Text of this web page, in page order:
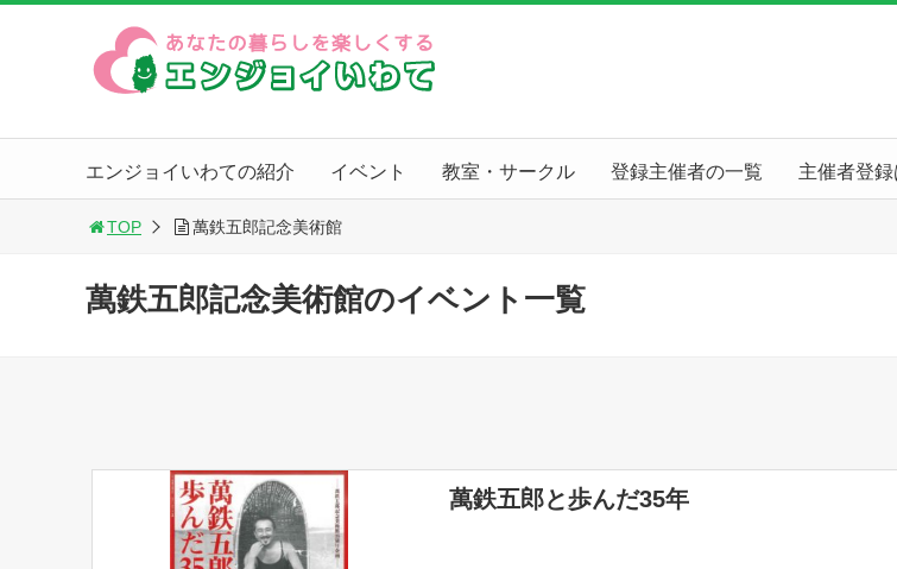
エンジョイいわての紹介 イベント 教室・サークル 登録主催者の一覧 主催者登
TOP 萬鉄五郎記念美術館
萬鉄五郎記念美術館のイベント一覧
萬鉄五郎と歩んだ35年